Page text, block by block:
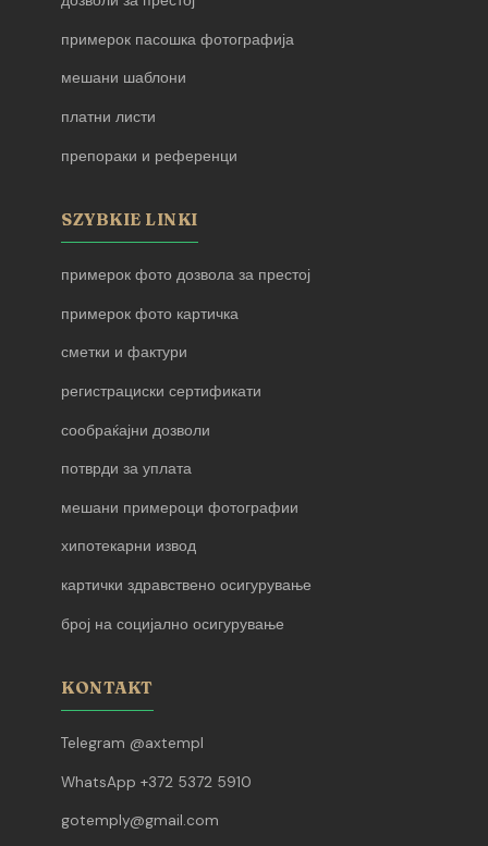
примерок пасошка фотографија
мешани шаблони
платни листи
препораки и референци
SZYBKIE LINKI
примерок фото дозвола за престој
примерок фото картичка
сметки и фактури
регистрациски сертификати
сообраќајни дозволи
потврди за уплата
мешани примероци фотографии
хипотекарни извод
картички здравствено осигурување
број на социјално осигурување
KONTAKT
Telegram @axtempl
WhatsApp +372 5372 5910
gotemply@gmail.com